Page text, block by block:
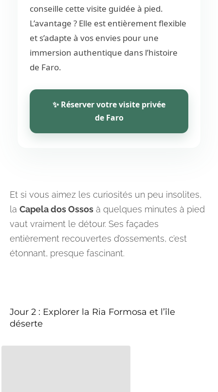
conseille cette visite guidée à pied.
L’avantage ? Elle est entièrement flexible
et s’adapte à vos envies pour une
immersion authentique dans l’histoire
de Faro.
✨ Réserver votre visite privée
de Faro
Et si vous aimez les curiosités un peu insolites,
la Capela dos Ossos à quelques minutes à pied
vaut vraiment le détour. Ses façades
entièrement recouvertes d’ossements, c’est
étonnant, presque fascinant.
Jour 2 : Explorer la Ria Formosa et l’île
déserte